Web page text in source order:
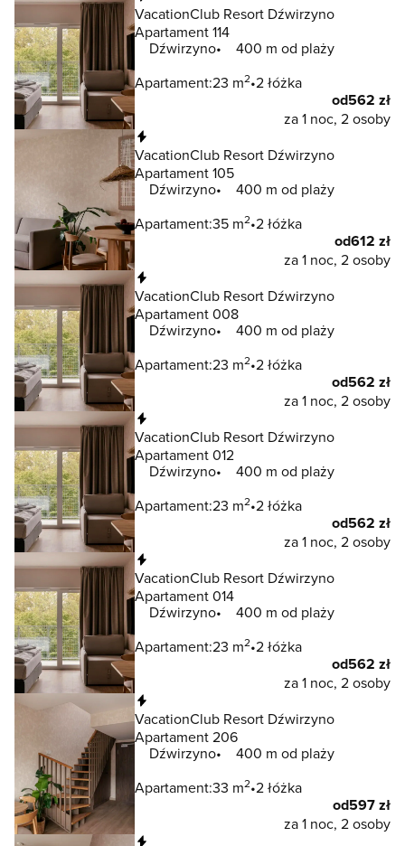
VacationClub Resort Dźwirzyno
Apartament 114
Dźwirzyno
400 m od plaży
Apartament:23 m2 2 łóżka
od562 zł
za 1 noc, 2 osoby
VacationClub Resort Dźwirzyno
Apartament 105
Dźwirzyno
400 m od plaży
Apartament:35 m2 2 łóżka
od612 zł
za 1 noc, 2 osoby
VacationClub Resort Dźwirzyno
Apartament 008
Dźwirzyno
400 m od plaży
Apartament:23 m2 2 łóżka
od562 zł
za 1 noc, 2 osoby
VacationClub Resort Dźwirzyno
Apartament 012
Dźwirzyno
400 m od plaży
Apartament:23 m2 2 łóżka
od562 zł
za 1 noc, 2 osoby
VacationClub Resort Dźwirzyno
Apartament 014
Dźwirzyno
400 m od plaży
Apartament:23 m2 2 łóżka
od562 zł
za 1 noc, 2 osoby
VacationClub Resort Dźwirzyno
Apartament 206
Dźwirzyno
400 m od plaży
Apartament:33 m2 2 łóżka
od597 zł
za 1 noc, 2 osoby